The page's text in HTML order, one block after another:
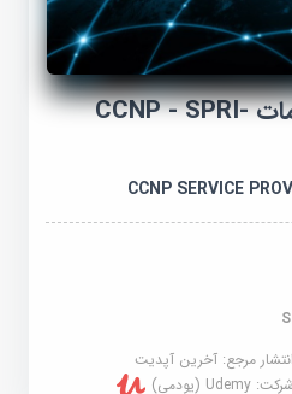
ارائه دهنده خدمات CCNP - SPRI-
CCNP SERVICE
مرجع:آخرین آپدیت
Udemy (یودمی)